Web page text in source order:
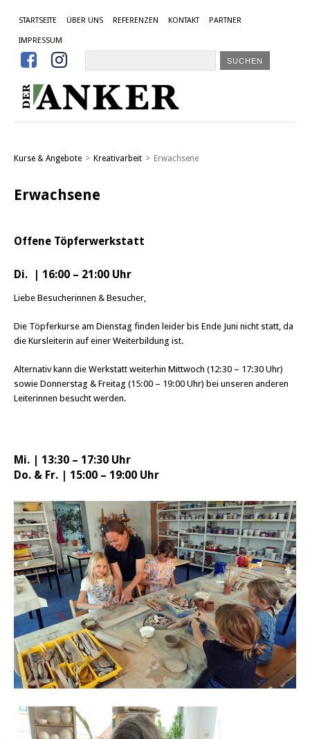
STARTSEITE ÜBER UNS REFERENZEN KONTAKT PARTNER
IMPRESSUM
 
Kurse & Angebote > Kreativarbeit > Erwachsene
Erwachsene
Offene Töpferwerkstatt
Di. | 16:00 – 21:00 Uhr
Liebe Besucherinnen & Besucher,
Die Töpferkurse am Dienstag finden leider bis Ende Juni nicht statt, da
die Kursleiterin auf einer Weiterbildung ist.
Alternativ kann die Werkstatt weiterhin Mittwoch (12:30 – 17:30 Uhr)
sowie Donnerstag & Freitag (15:00 – 19:00 Uhr) bei unseren anderen
Leiterinnen besucht werden.
Mi. | 13:30 – 17:30 Uhr
Do. & Fr. | 15:00 – 19:00 Uhr